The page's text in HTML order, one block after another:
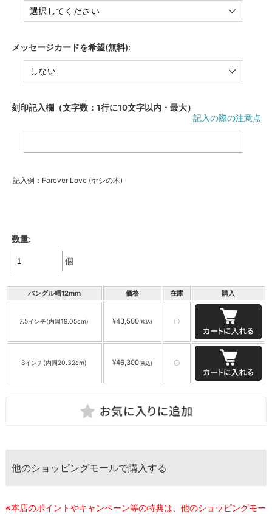
メッセージカードを希望(無料):
刻印記入欄（文字数：1行に10文字以内・最大）
記入の際の注意点
記入例：Forever Love (ヤシの木)
数量:
個
バングル幅12mm 価格 在庫 購入
7.5インチ(内周19.05cm) ¥43,500(税込) 〇
8インチ(内周20.32cm) ¥46,300(税込) 〇
他のショッピングモールで購入する
※本店のポイントやキャンペーン等の特典は、他のショッピングモー